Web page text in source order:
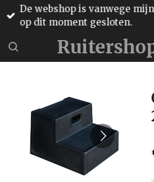
Ga
direct
de
hoofdinhoud
De webshop is vanwege
op dit moment gesloten.